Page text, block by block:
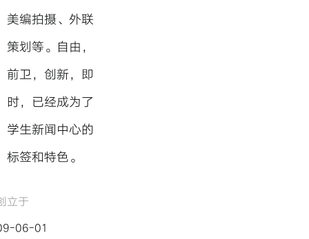
美编拍摄、外联
策划等。自由，
前卫，创新，即
时，已经成为了
学生新闻中心的
标签和特色。
立于
06-01